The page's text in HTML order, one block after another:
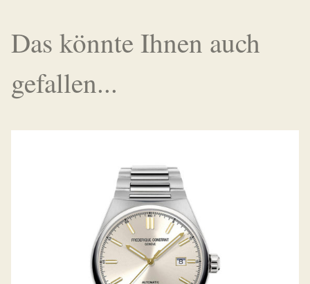
Das könnte Ihnen auch
gefallen...
HIGHLIFE AUTOMATIC LIMITED EDITION